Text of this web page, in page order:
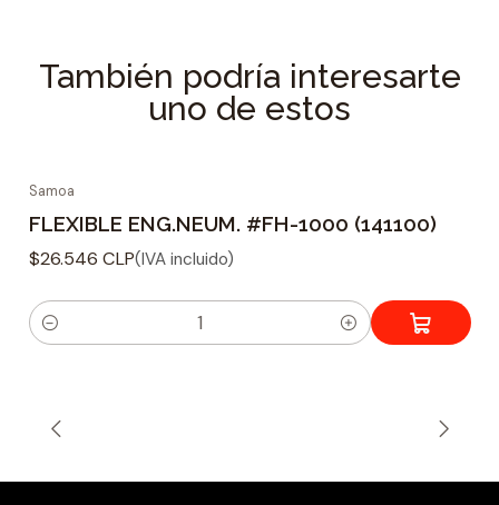
También podría interesarte
uno de estos
Samoa
FLEXIBLE ENG.NEUM. #FH-1000 (141100)
$26.546 CLP(IVA incluido)
C